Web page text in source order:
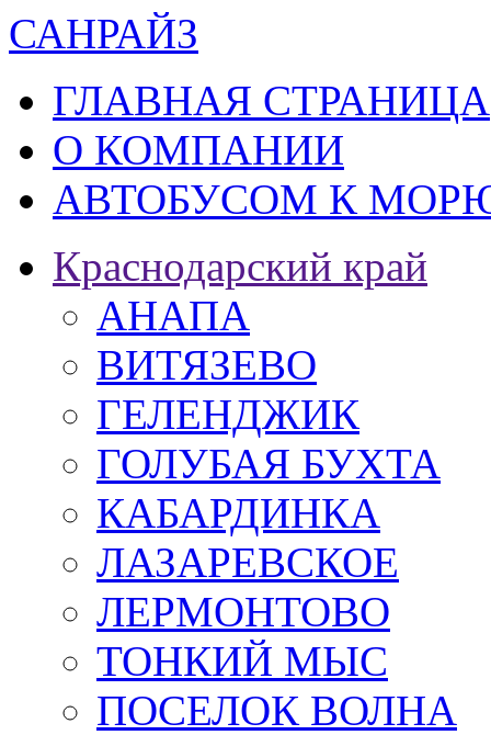
САНРАЙЗ
ГЛАВНАЯ СТРАНИЦА
О КОМПАНИИ
АВТОБУСОМ К МОРЮ
Краснодарский край
АНАПА
ВИТЯЗЕВО
ГЕЛЕНДЖИК
ГОЛУБАЯ БУХТА
КАБАРДИНКА
ЛАЗАРЕВСКОЕ
ЛЕРМОНТОВО
ТОНКИЙ МЫС
ПОСЕЛОК ВОЛНА